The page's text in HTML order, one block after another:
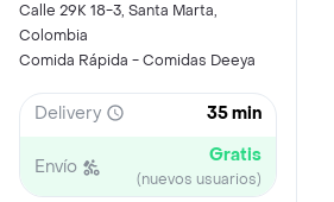
Calle 29K 18-3, Santa Marta,
Colombia
Comida Rápida - Comidas Deeya
Delivery 35 min
Envío Gratis
(nuevos usuarios)